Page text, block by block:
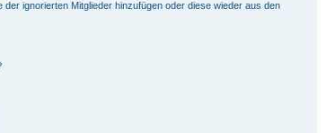
ignorierten Mitglieder hinzufügen oder diese wieder aus den